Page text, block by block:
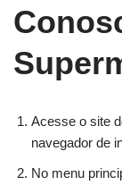
Acesse o site
navegador de
No menu